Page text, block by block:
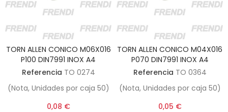
TORN ALLEN CONICO M06X016
P100 DIN7991 INOX A4
Referencia TO 0274
(Nota, Unidades por caja 50)
0,08 €
TORN ALLEN CONICO M04X016
P070 DIN7991 INOX A4
Referencia TO 0364
(Nota, Unidades por caja 50)
0,05 €